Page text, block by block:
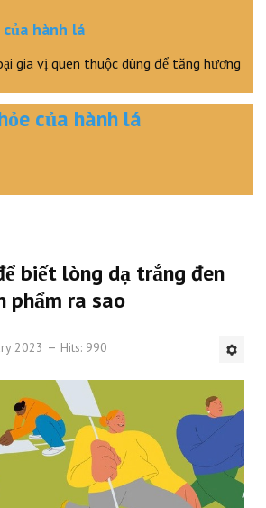
hành lá
gia vị quen thuộc dùng để tăng hương
của hành lá
biết lòng dạ trắng đen
phẩm ra sao
2023 Hits: 990